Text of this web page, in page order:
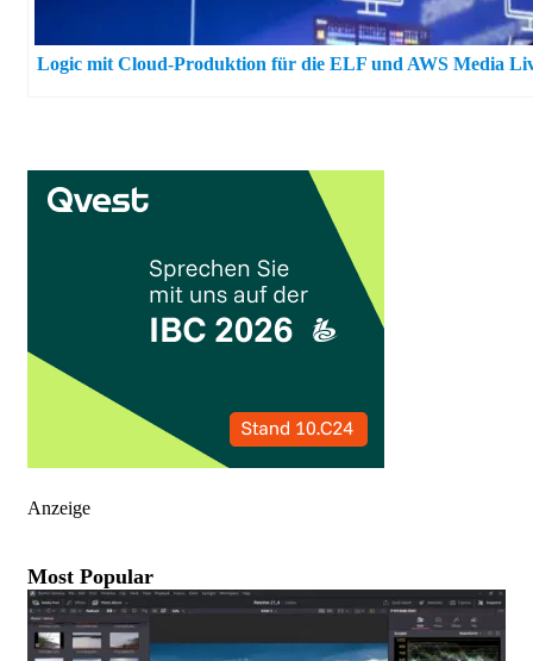
Logic mit Cloud-Produktion für die ELF und AWS Media
Anzeige
Most Popular